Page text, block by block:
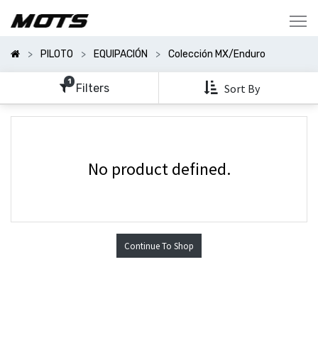
PILOTO EQUIPACIÓN Colección MX/Enduro
1 Filters Sort By
Categorías
Mostrar
Opciones
No product defined.
Continue To Shop